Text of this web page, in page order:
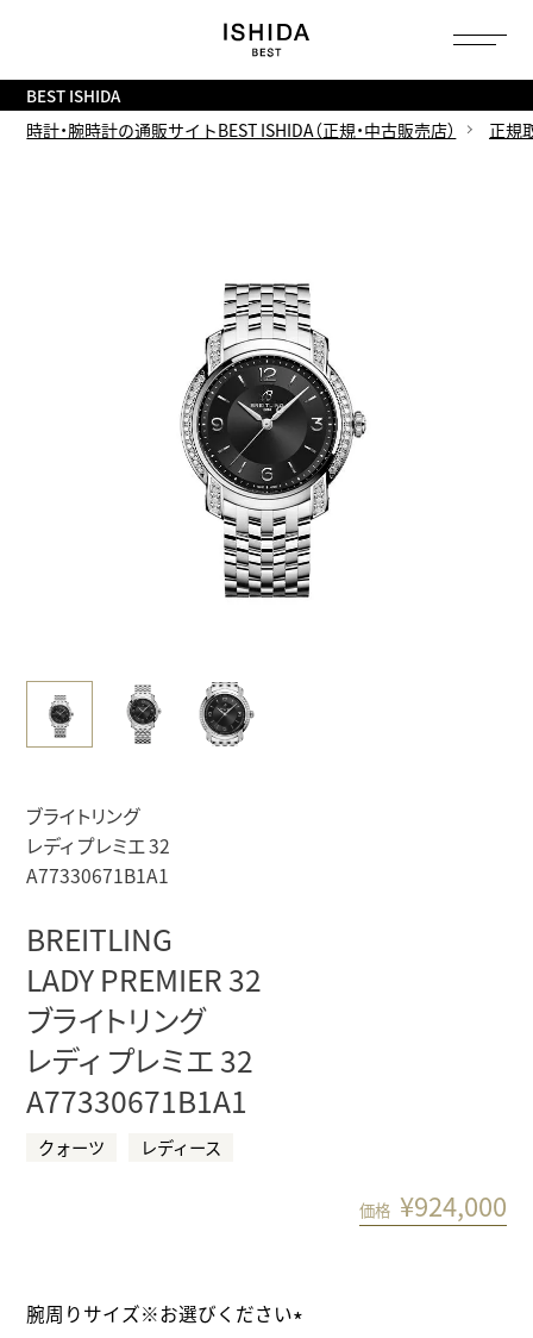
BEST ISHIDA
時計・腕時計の通販サイトBEST ISHIDA（正規・中古販売店）
正規
ブライトリング
レディ プレミエ 32
A77330671B1A1
BREITLING
LADY PREMIER 32
ブライトリング
レディ プレミエ 32
A77330671B1A1
クォーツ レディース
価格 ¥924,000
腕周りサイズ※お選びください
へ